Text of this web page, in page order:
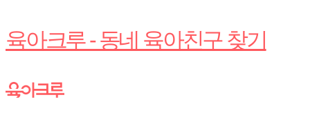
육아크루 - 동네 육아친구 찾기